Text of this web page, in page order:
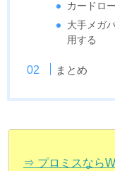
カードロ
大手メガ
用する
まとめ
⇒ プロミスなら